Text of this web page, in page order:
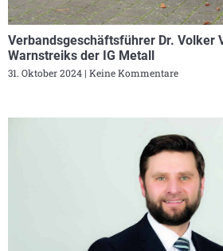
Verbandsgeschäftsführer Dr. Volker
Warnstreiks der IG Metall
31. Oktober 2024 Keine Kommentare